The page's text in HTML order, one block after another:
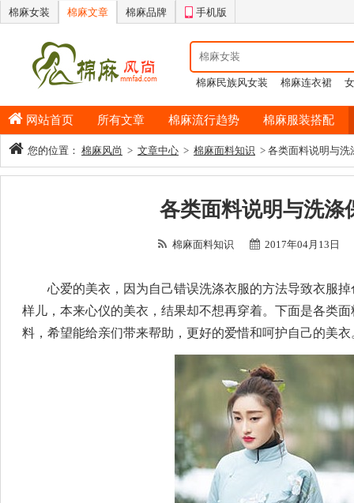
棉麻女装 棉麻文章 棉麻品牌 手机版
棉麻民族风女装 棉麻连衣裙
网站首页 所有文章 棉麻流行趋势 棉麻服装搭配
您的位置： 棉麻风尚 > 文章中心 > 棉麻面料知识 > 各类面料说明与洗
各类面料说明与洗涤
棉麻面料知识 2017年04月13日
心爱的美衣，因为自己错误洗涤衣服的方法导致衣服
样儿，本来心仪的美衣，结果却不想再穿着。下面是各类
料，希望能给亲们带来帮助，更好的爱惜和呵护自己的美衣